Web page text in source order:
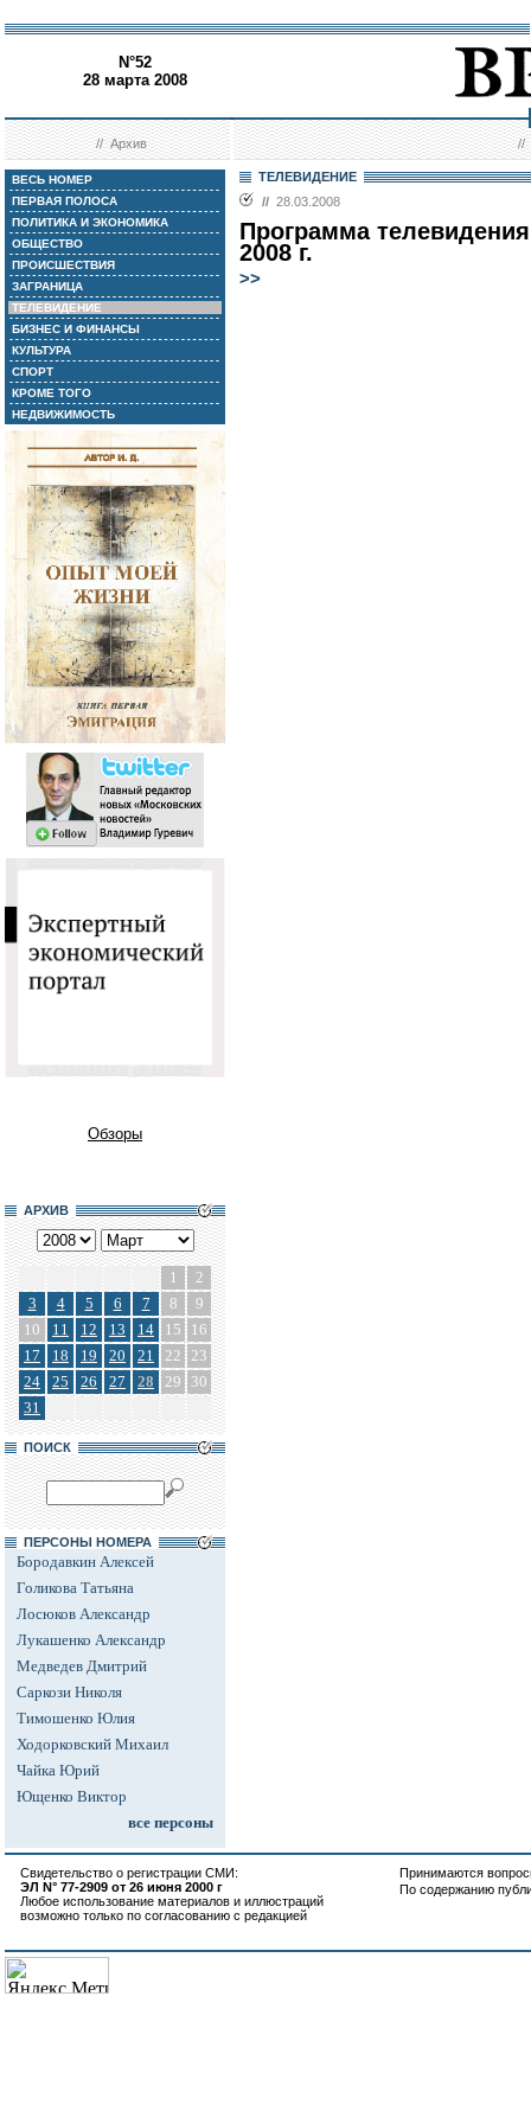
N°52
28 марта 2008
//Архив //
ВЕСЬ НОМЕР
ПЕРВАЯ ПОЛОСА
ПОЛИТИКА И ЭКОНОМИКА
ОБЩЕСТВО
ПРОИСШЕСТВИЯ
ЗАГРАНИЦА
ТЕЛЕВИДЕНИЕ
БИЗНЕС И ФИНАНСЫ
КУЛЬТУРА
СПОРТ
КРОМЕ ТОГО
НЕДВИЖИМОСТЬ
Обзоры
АРХИВ
1
2
3
4 5 6 7 8
9
10
11 12 13 14 15
16
17
18 19 20 21 22 23
24
25 26 27 28 29
30
31
ПОИСК
ПЕРСОНЫ НОМЕРА
Бородавкин Алексей
Голикова Татьяна
Лосюков Александр
Лукашенко Александр
Медведев Дмитрий
Саркози Николя
Тимошенко Юлия
Ходорковский Михаил
Чайка Юрий
Ющенко Виктор
все персоны
ТЕЛЕВИДЕНИЕ
// 28.03.2008
Программа
2008 г.
>>
Свидетельство о регистрации СМИ:
ЭЛ N° 77-2909 от 26 июня 2000 г
Любое использование материалов и иллюстраций
возможно только по согласованию с редакцией
Принимаются
По содержанию